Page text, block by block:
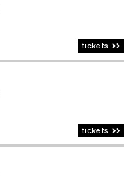
tickets
tickets